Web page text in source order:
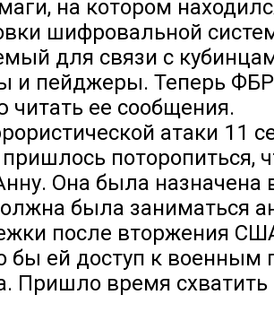
на котором
шифровальной
для связи с
и пейджеры. Теперь
читать ее сообщения.
атаки 11
поторопиться,
Она была назначена
была заниматься
после вторжения
бы ей доступ к военным
Пришло время